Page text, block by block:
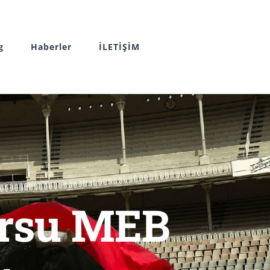
Haberler İLETİŞİM
MEB